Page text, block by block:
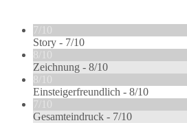
7/10
Story - 7/10
8/10
Zeichnung - 8/10
8/10
Einsteigerfreundlich - 8/10
7/10
Gesamteindruck - 7/10